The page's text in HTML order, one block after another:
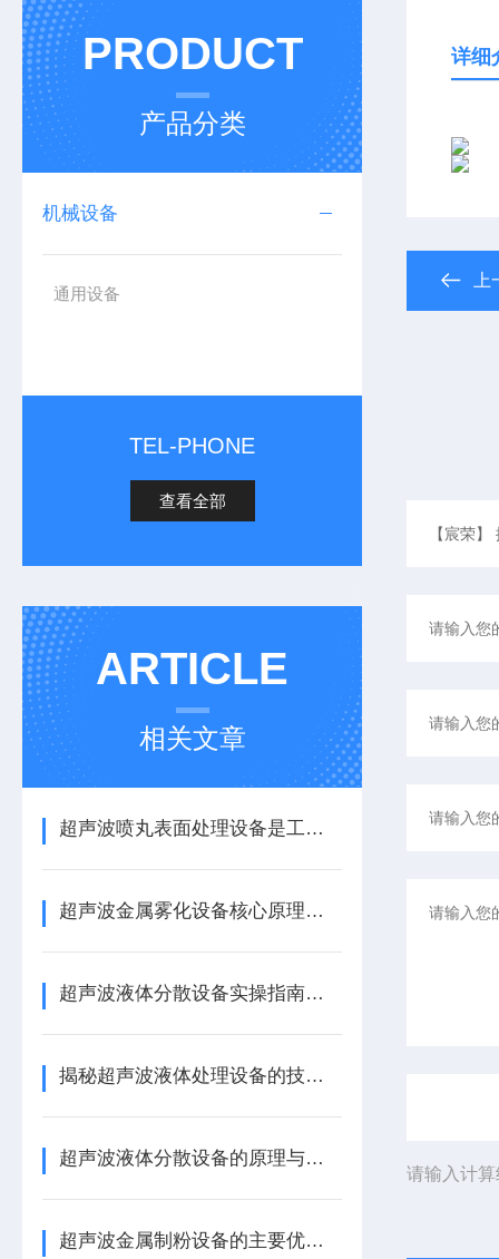
PRODUCT
产品分类
机械设备
通用设备
TEL-PHONE
查看全部
ARTICLE
相关文章
超声波喷丸表面处理设备是工艺与应用介绍
超声波金属雾化设备核心原理与应用场景
超声波液体分散设备实操指南：细节把控与工艺优化
揭秘超声波液体处理设备的技术奥秘
超声波液体分散设备的原理与应用解析
超声波金属制粉设备的主要优势体现在哪些方面
详细
请输入计